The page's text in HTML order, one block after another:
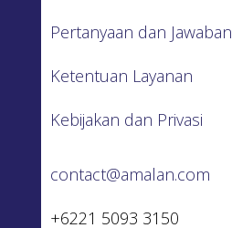
Pertanyaan dan Jawaban
Ketentuan Layanan
Kebijakan dan Privasi
contact@amalan.com
+6221 5093 3150